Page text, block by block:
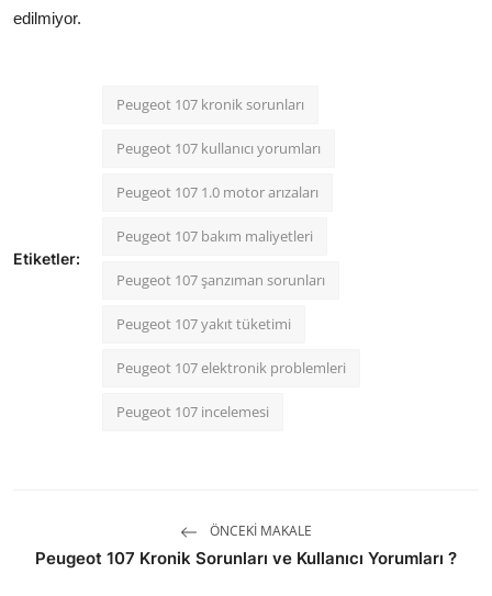
edilmiyor.
Etiketler:
Peugeot 107 kronik sorunları
Peugeot 107 kullanıcı yorumları
Peugeot 107 1.0 motor arızaları
Peugeot 107 bakım maliyetleri
Peugeot 107 şanzıman sorunları
Peugeot 107 yakıt tüketimi
Peugeot 107 elektronik problemleri
Peugeot 107 incelemesi
ÖNCEKI MAKALE
Peugeot 107 Kronik Sorunları ve Kullanıcı Yorumları ?